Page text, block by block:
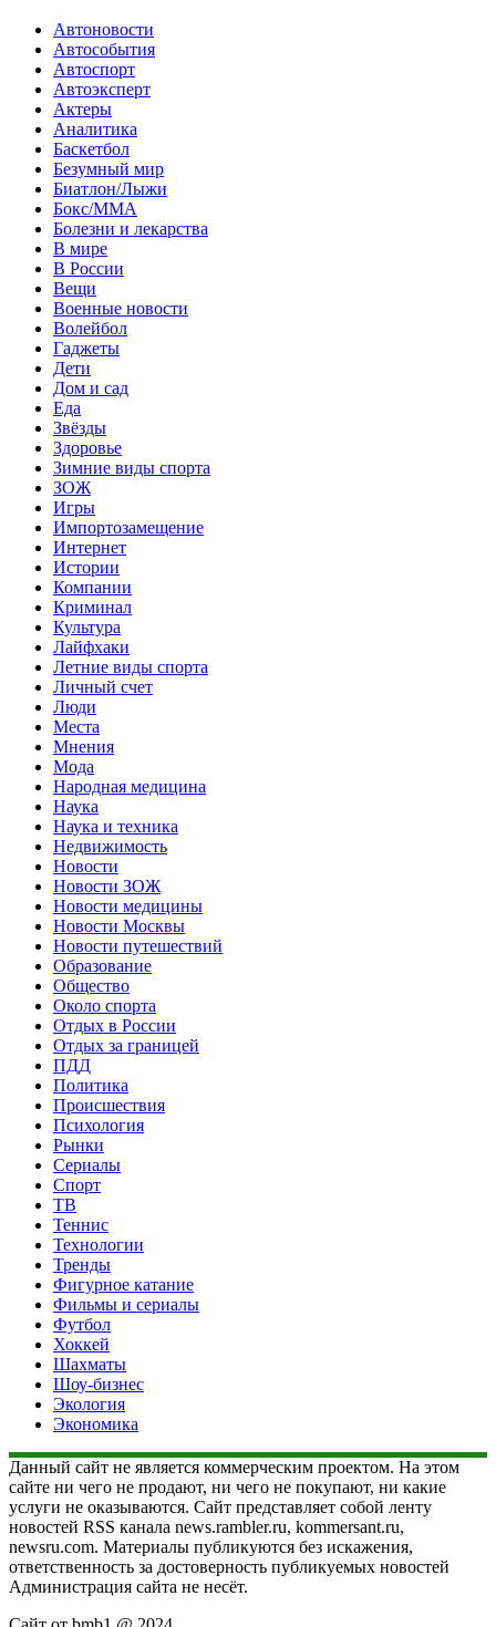
Автоновости
Автособытия
Автоспорт
Автоэксперт
Актеры
Аналитика
Баскетбол
Безумный мир
Биатлон/Лыжи
Бокс/MMA
Болезни и лекарства
В мире
В России
Вещи
Военные новости
Волейбол
Гаджеты
Дети
Дом и сад
Еда
Звёзды
Здоровье
Зимние виды спорта
ЗОЖ
Игры
Импортозамещение
Интернет
Истории
Компании
Криминал
Культура
Лайфхаки
Летние виды спорта
Личный счет
Люди
Места
Мнения
Мода
Народная медицина
Наука
Наука и техника
Недвижимость
Новости
Новости ЗОЖ
Новости медицины
Новости Москвы
Новости путешествий
Образование
Общество
Около спорта
Отдых в России
Отдых за границей
ПДД
Политика
Происшествия
Психология
Рынки
Сериалы
Спорт
ТВ
Теннис
Технологии
Тренды
Фигурное катание
Фильмы и сериалы
Футбол
Хоккей
Шахматы
Шоу-бизнес
Экология
Экономика
Данный сайт не является коммерческим проектом. На этом
сайте ни чего не продают, ни чего не покупают, ни какие
услуги не оказываются. Сайт представляет собой ленту
новостей RSS канала news.rambler.ru, kommersant.ru,
newsru.com. Материалы публикуются без искажения,
ответственность за достоверность публикуемых новостей
Администрация сайта не несёт.